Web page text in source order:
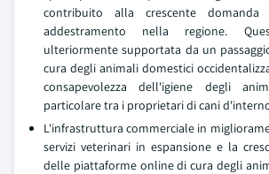
contribuito alla crescente
addestramento nella regione.
ulteriormente supportata da un
cura degli animali domestici
consapevolezza dell'igiene degli
particolare tra i proprietari di cani
L'infrastruttura commerciale in
servizi veterinari in espansione e la
delle piattaforme online di cura degli